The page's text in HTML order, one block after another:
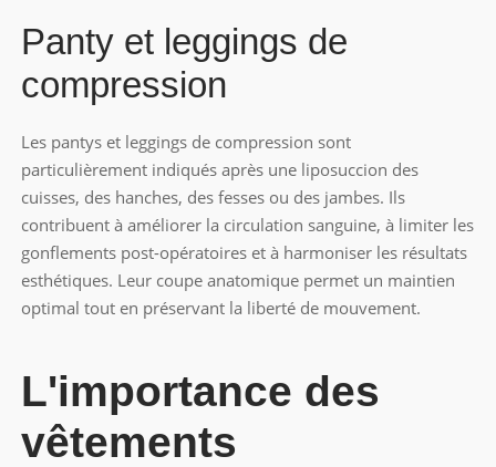
Panty et leggings de
compression
Les pantys et leggings de compression sont
particulièrement indiqués après une liposuccion des
cuisses, des hanches, des fesses ou des jambes. Ils
contribuent à améliorer la circulation sanguine, à limiter les
gonflements post-opératoires et à harmoniser les résultats
esthétiques. Leur coupe anatomique permet un maintien
optimal tout en préservant la liberté de mouvement.
L'importance des
vêtements